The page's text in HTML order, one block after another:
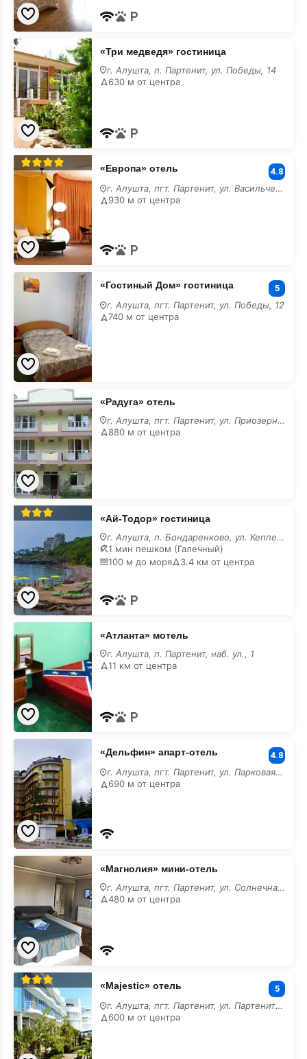
«Три
медведя»
гостиница
«Три медведя» гостиница
г. Алушта, п. Партенит, ул. Победы, 14
630 м от центра
«Европа»
отель
«Европа» отель 4.8
г. Алушта, пгт. Партенит, ул. Васильченко, 6
930 м от центра
«Гостиный
Дом»
«Гостиный Дом» гостиница 5
г. Алушта, пгт. Партенит, ул. Победы, 12
740 м от центра
«Радуга»
отель
«Радуга» отель
г. Алушта, пгт. Партенит, ул. Приозерная, 78
880 м от центра
«Ай-
Тодор»
гостиница
«Ай-Тодор» гостиница
г. Алушта, п. Бондаренково, ул. Кеппена, 23
1 мин пешком (Галечный)
100 м до моря
3.4 км от центра
«Атланта»
мотель
«Атланта» мотель
г. Алушта, п. Партенит, наб. ул., 1
11 км от центра
«Дельфин»
отель
«Дельфин» апарт-отель 4.8
г. Алушта, пгт. Партенит, ул. Парковая, 5/а
690 м от центра
«Магнолия»
мини-
«Магнолия» мини-отель
г. Алушта, пгт. Партенит, ул. Солнечная, 13/в
480 м от центра
«Majestic»
отель
«Majestic» отель 5
г. Алушта, пгт. Партенит, ул. Партенитская, 14/a
600 м от центра